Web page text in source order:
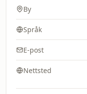
By
Språk
E-post
Nettsted